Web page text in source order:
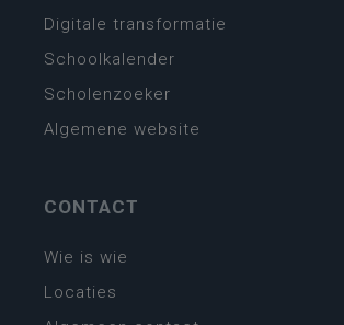
Digitale transformatie
Schoolkalender
Scholenzoeker
Algemene website
CONTACT
Wie is wie
Locaties